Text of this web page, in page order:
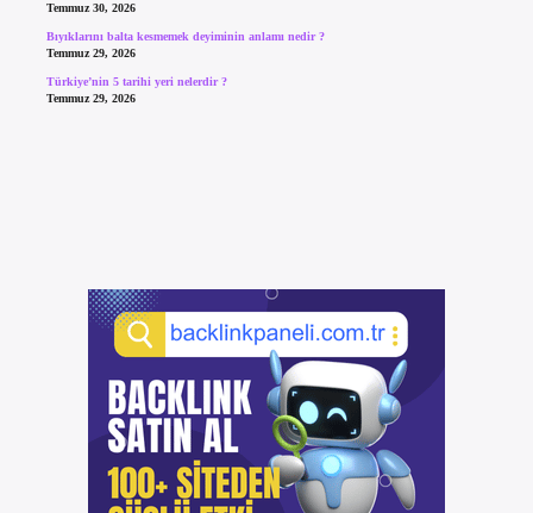
Temmuz 30, 2026
Bıyıklarını balta kesmemek deyiminin anlamı nedir ?
Temmuz 29, 2026
Türkiye’nin 5 tarihi yeri nelerdir ?
Temmuz 29, 2026